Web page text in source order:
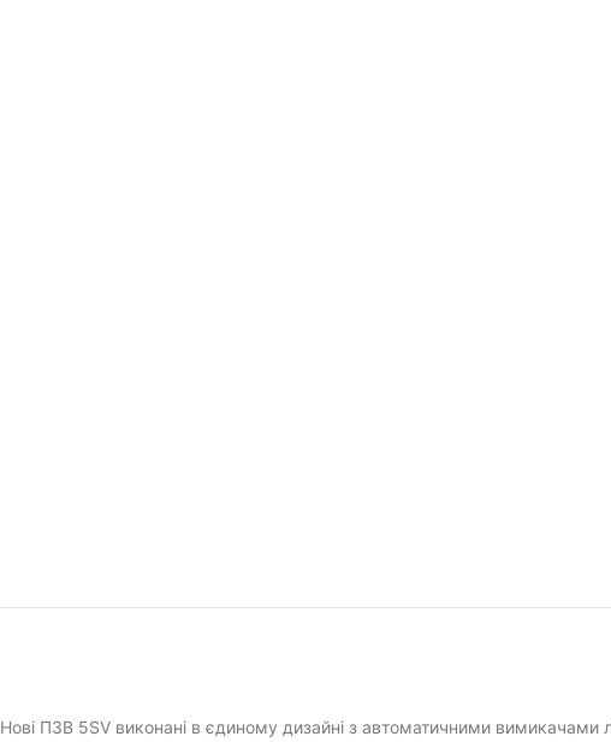
Нові ПЗВ 5SV виконані в єдиному дизайні з автоматичними вимикачами